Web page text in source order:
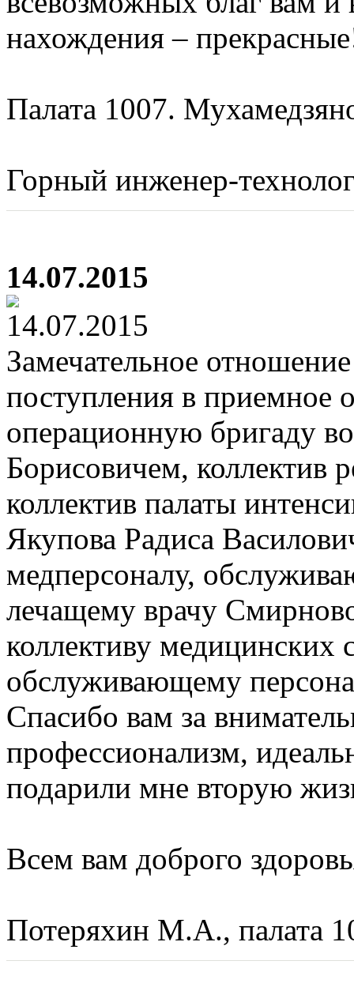
нахождения –
Палата 1007.
Горный инженер-
14.07.2015
Замечательное
поступления в приемное
операционную бригаду
Борисовичем, коллектив
коллектив палаты
Якупова Радиса
медперсоналу,
лечащему врачу
коллективу
обслуживающему
Спасибо вам за
профессионализм,
подарили мне вторую
Всем вам доброго
Потеряхин М.А., палата